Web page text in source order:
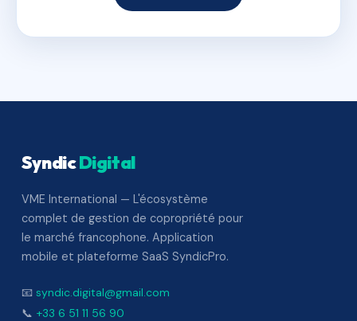
SyndicDigital
VME International — L'écosystème
complet de gestion de copropriété pour
le marché francophone. Application
mobile et plateforme SaaS SyndicPro.
📧 syndic.digital@gmail.com
📞 +33 6 51 11 56 90